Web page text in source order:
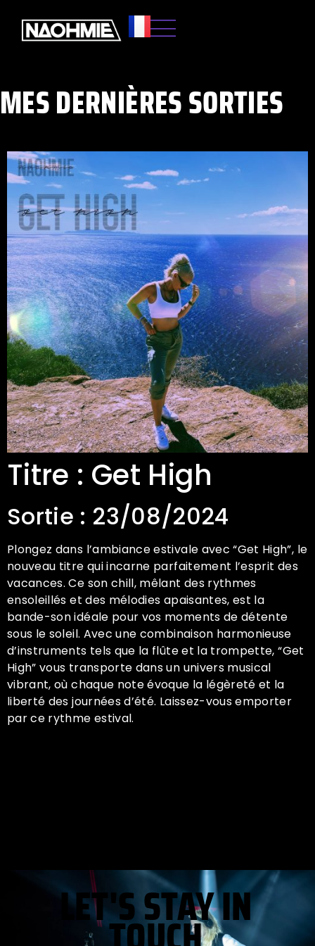
MES DERNIÈRES SORTIES
Titre : Get High
Sortie : 23/08/2024
Plongez dans l’ambiance estivale avec “Get High”, le
nouveau titre qui incarne parfaitement l’esprit des
vacances. Ce son chill, mêlant des rythmes
ensoleillés et des mélodies apaisantes, est la
bande-son idéale pour vos moments de détente
sous le soleil. Avec une combinaison harmonieuse
d’instruments tels que la flûte et la trompette, “Get
High” vous transporte dans un univers musical
vibrant, où chaque note évoque la légèreté et la
liberté des journées d’été. Laissez-vous emporter
par ce rythme estival.
LET'S STAY IN